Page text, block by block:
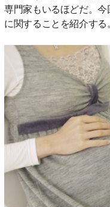
専門家もいるほどだ。
に関することを紹介する。